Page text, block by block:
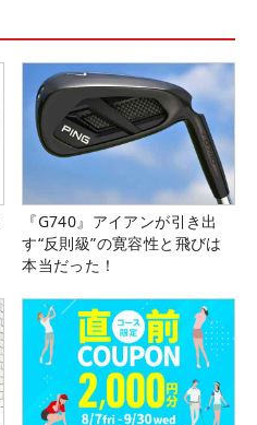
『G740』アイアンが引き出
す“反則級”の寛容性と飛びは
本当だった！